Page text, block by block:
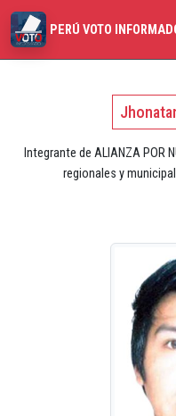
PERÚ VOTO
Integrante de ALIANZA POR
regionales y